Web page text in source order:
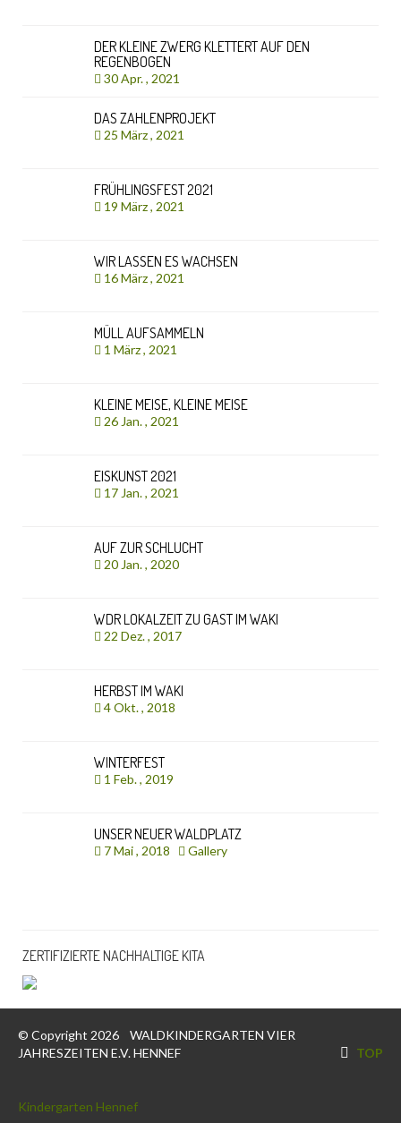
DER KLEINE ZWERG KLETTERT AUF DEN
REGENBOGEN
30 Apr. , 2021
DAS ZAHLENPROJEKT
25 März , 2021
FRÜHLINGSFEST 2021
19 März , 2021
WIR LASSEN ES WACHSEN
16 März , 2021
MÜLL AUFSAMMELN
1 März , 2021
KLEINE MEISE, KLEINE MEISE
26 Jan. , 2021
EISKUNST 2021
17 Jan. , 2021
AUF ZUR SCHLUCHT
20 Jan. , 2020
WDR LOKALZEIT ZU GAST IM WAKI
22 Dez. , 2017
HERBST IM WAKI
4 Okt. , 2018
WINTERFEST
1 Feb. , 2019
UNSER NEUER WALDPLATZ
7 Mai , 2018 Gallery
ZERTIFIZIERTE NACHHALTIGE KITA
© Copyright 2026 WALDKINDERGARTEN VIER
JAHRESZEITEN E.V. HENNEF
TOP
Kindergarten Hennef